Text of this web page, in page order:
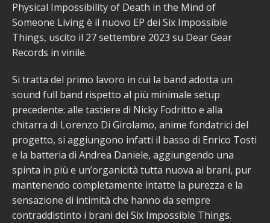
Physical Impossibility of Death in the Mind of
Someone Living è il nuovo EP dei Six Impossible
Things, uscito il 27 settembre 2023 su Dear Gear
Records in vinile.
Si tratta del primo lavoro in cui la band adotta un
sound full band rispetto al più minimale setup
precedente: alle tastiere di Nicky Fodritto e alla
chitarra di Lorenzo Di Girolamo, anime fondatrici del
progetto, si aggiungono infatti il basso di Enrico Tosti
e la batteria di Andrea Daniele, aggiungendo una
spinta in più e un’organicità tutta nuova ai brani, pur
mantenendo completamente intatte la purezza e la
sensazione di intimità che hanno da sempre
contraddistinto i brani dei Six Impossible Things.